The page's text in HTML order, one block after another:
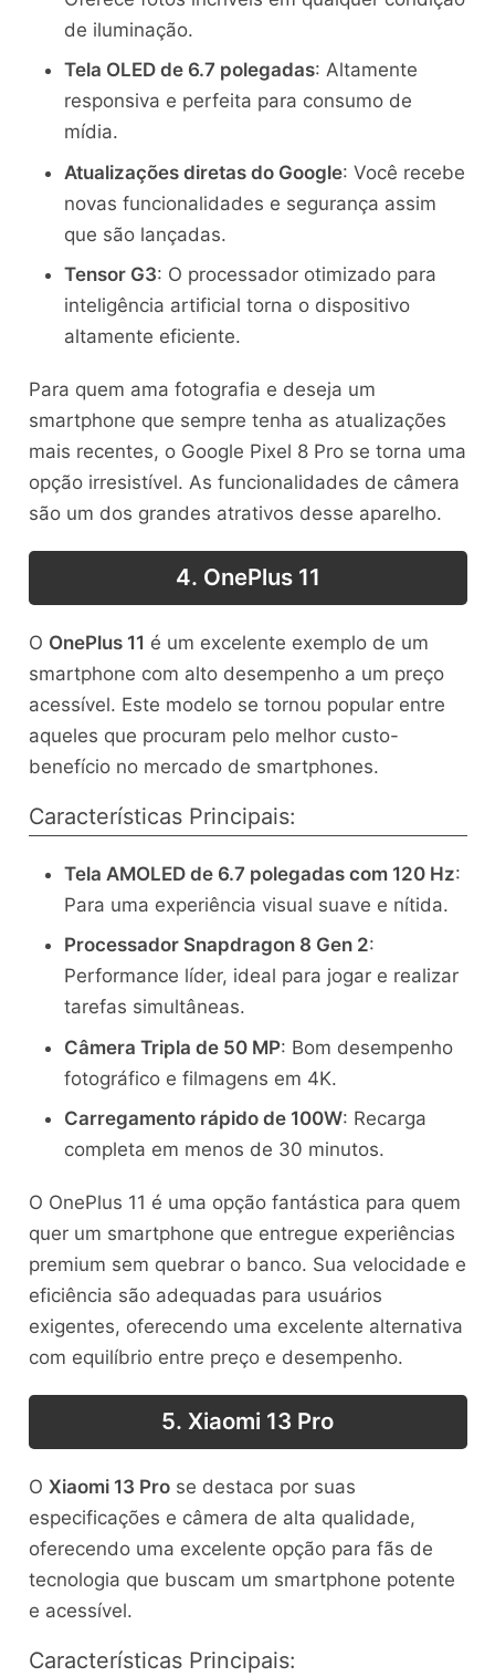
de iluminação.
Tela OLED de 6.7 polegadas: Altamente
responsiva e perfeita para consumo de
mídia.
Atualizações diretas do Google: Você recebe
novas funcionalidades e segurança assim
que são lançadas.
Tensor G3: O processador otimizado para
inteligência artificial torna o dispositivo
altamente eficiente.
Para quem ama fotografia e deseja um
smartphone que sempre tenha as atualizações
mais recentes, o Google Pixel 8 Pro se torna uma
opção irresistível. As funcionalidades de câmera
são um dos grandes atrativos desse aparelho.
4. OnePlus 11
O OnePlus 11 é um excelente exemplo de um
smartphone com alto desempenho a um preço
acessível. Este modelo se tornou popular entre
aqueles que procuram pelo melhor custo-
benefício no mercado de smartphones.
Características Principais:
Tela AMOLED de 6.7 polegadas com 120 Hz:
Para uma experiência visual suave e nítida.
Processador Snapdragon 8 Gen 2:
Performance líder, ideal para jogar e realizar
tarefas simultâneas.
Câmera Tripla de 50 MP: Bom desempenho
fotográfico e filmagens em 4K.
Carregamento rápido de 100W: Recarga
completa em menos de 30 minutos.
O OnePlus 11 é uma opção fantástica para quem
quer um smartphone que entregue experiências
premium sem quebrar o banco. Sua velocidade e
eficiência são adequadas para usuários
exigentes, oferecendo uma excelente alternativa
com equilíbrio entre preço e desempenho.
5. Xiaomi 13 Pro
O Xiaomi 13 Prose destaca por suas
especificações e câmera de alta qualidade,
oferecendo uma excelente opção para fãs de
tecnologia que buscam um smartphone potente
e acessível.
Características Principais: